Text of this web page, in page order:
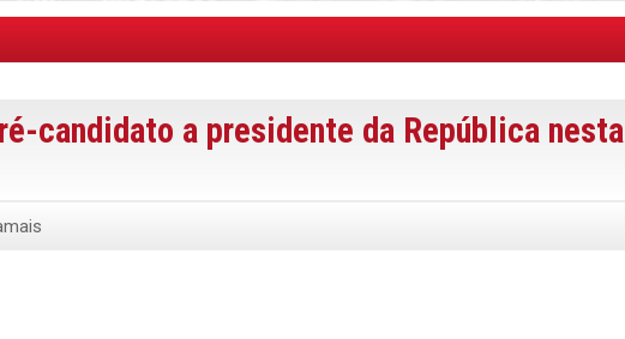
candidato a presidente da República nesta